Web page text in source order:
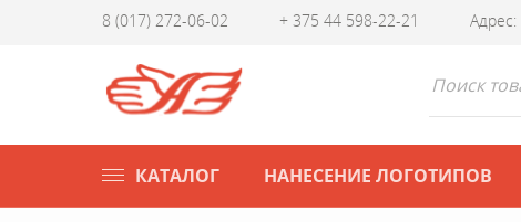
8 (017) 272-06-02 + 375 44 598-22-21 Адрес:
КАТАЛОГ НАНЕСЕНИЕ ЛОГОТИПОВ